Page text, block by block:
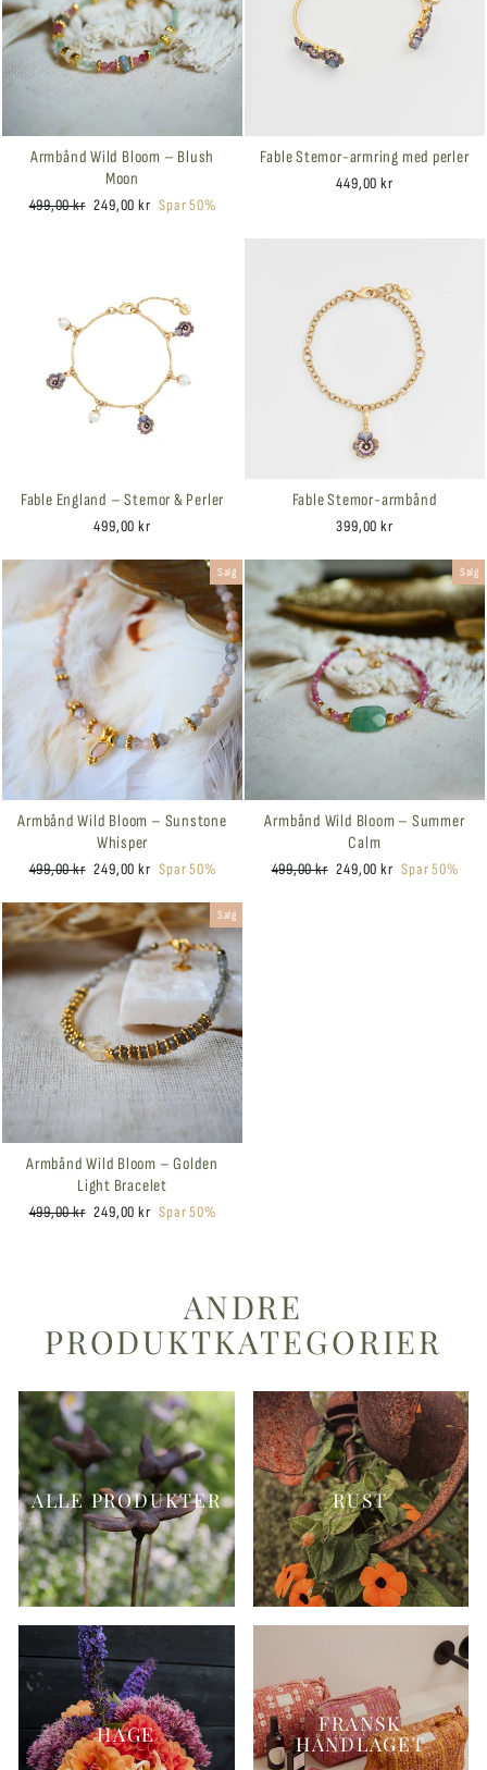
Armbånd Wild Bloom – Blush
Moon
Ordinær
499,00 kr Salgspris
249,00 kr Spar 50%
Fable Stemor-armring med perler
449,00 kr
Fable England – Stemor & Perler
499,00 kr
Fable Stemor-armbånd
399,00 kr
Salg
Armbånd Wild Bloom – Sunstone
Whisper
Ordinær
499,00 kr Salgspris
249,00 kr Spar 50%
Salg
Armbånd Wild Bloom – Summer
Calm
Ordinær
499,00 kr Salgspris
249,00 kr Spar 50%
Salg
Armbånd Wild Bloom – Golden
Light Bracelet
Ordinær
499,00 kr Salgspris
249,00 kr Spar 50%
ANDRE
PRODUKTKATEGORIER
ALLE PRODUKTER RUST
HAGE
FRANSK
HÅNDLAGET